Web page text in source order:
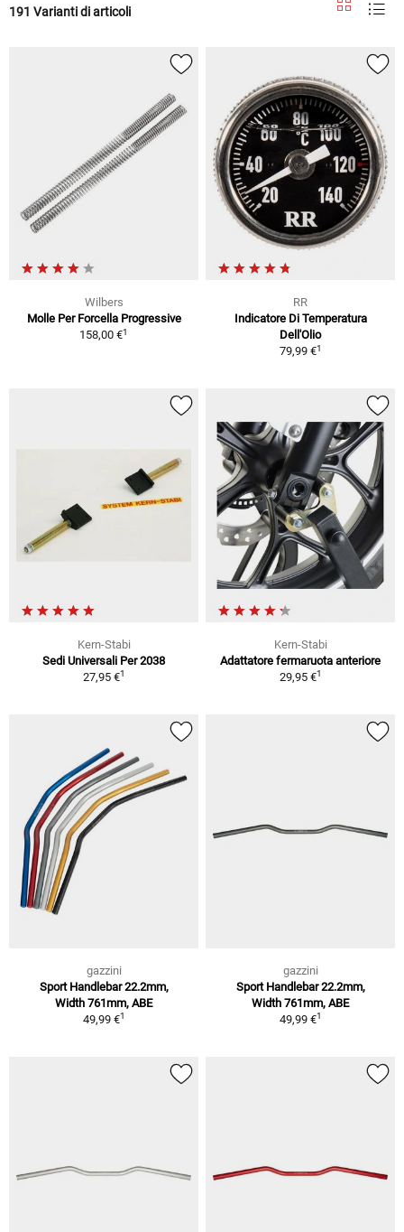
191 Varianti di articoli
Wilbers
Molle Per Forcella Progressive
158,00 €1
RR
Indicatore Di Temperatura
Dell'Olio
79,99 €1
Kern-Stabi
Sedi Universali Per 2038
27,95 €1
Kern-Stabi
Adattatore fermaruota anteriore
29,95 €1
gazzini
Sport Handlebar 22.2mm,
Width 761mm, ABE
49,99 €1
gazzini
Sport Handlebar 22.2mm,
Width 761mm, ABE
49,99 €1